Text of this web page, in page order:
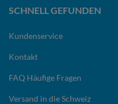
SCHNELL GEFUNDEN
Kundenservice
Kontakt
FAQ Häufige Fragen
Versand in die Schweiz